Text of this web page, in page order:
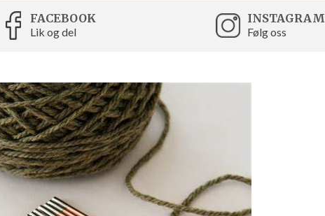
FACEBOOK
Lik og del
INSTAGRAM
Følg oss